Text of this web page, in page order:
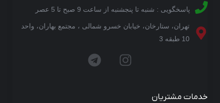
پاسخگویی : شنبه تا پنجشنبه از ساعت 9 صبح تا 5 عصر
تهران، ستارخان، خیابان خسرو شمالی ، مجتمع بهاران، واحد
10 طبقه 3
خدمات مشتریان